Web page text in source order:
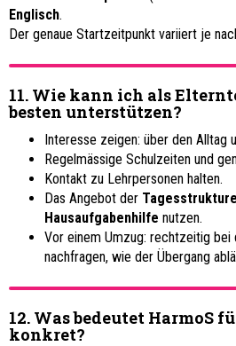
Englisch.
Der genaue Startzeitpunkt variiert je
11. Wie kann ich als
besten unterstützen?
Interesse zeigen: über den Alltag
Regelmässige Schulzeiten und
Kontakt zu Lehrpersonen halten.
Das Angebot der
Hausaufgabenhilfe nutzen.
Vor einem Umzug: rechtzeitig bei
nachfragen, wie der Übergang
12. Was bedeutet HarmoS
konkret?